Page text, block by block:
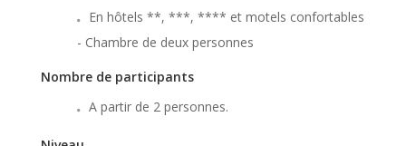
En hôtels **, ***, **** et motels confortables
- Chambre de deux personnes
Nombre de participants
A partir de 2 personnes.